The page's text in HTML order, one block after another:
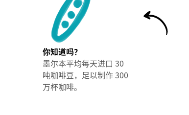
你知道吗？
墨尔本平均每天进口 30
吨咖啡豆，足以制作 300
万杯咖啡。